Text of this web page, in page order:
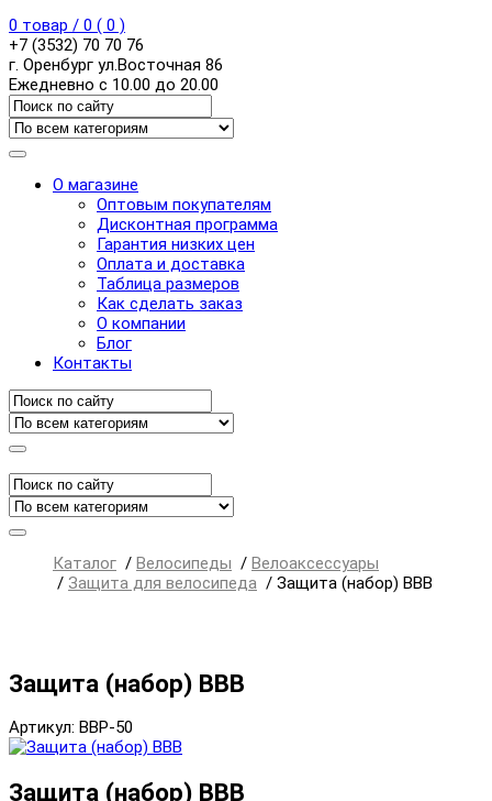
0 товар / 0 ( 0 )
+7 (3532) 70 70 76
г. Оренбург ул.Восточная 86
Ежедневно с 10.00 до 20.00
О магазине
Оптовым покупателям
Дисконтная программа
Гарантия низких цен
Оплата и доставка
Таблица размеров
Как сделать заказ
О компании
Блог
Контакты
Каталог / Велосипеды / Велоаксессуары
/ Защита для велосипеда / Защита (набор) BBB
Защита (набор) BBB
Артикул: BBP-50
Защита (набор) BBB